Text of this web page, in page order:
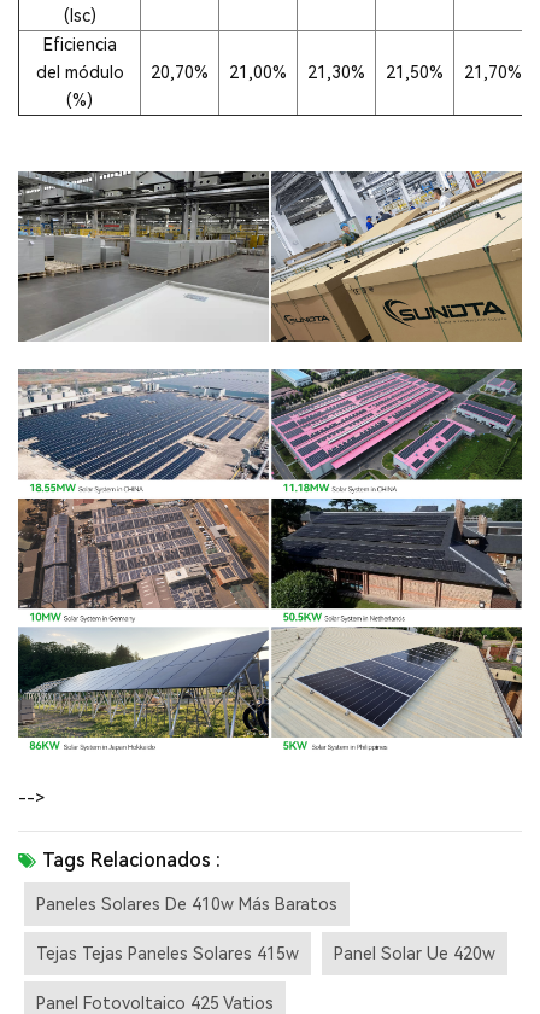
(lsc)
Eficiencia
del módulo
(%)
20,70% 21,00% 21,30% 21,50% 21,70%
-->
Tags Relacionados :
Paneles Solares De 410w Más Baratos
Tejas Tejas Paneles Solares 415w Panel Solar Ue 420w
Panel Fotovoltaico 425 Vatios